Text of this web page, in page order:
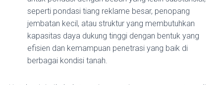
seperti pondasi tiang reklame besar, penopang
jembatan kecil, atau struktur yang membutuhkan
kapasitas daya dukung tinggi dengan bentuk yang
efisien dan kemampuan penetrasi yang baik di
berbagai kondisi tanah.